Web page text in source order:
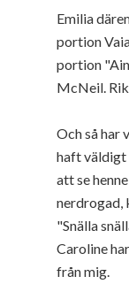
Emilia
portion
portion
McNeil.
Och så har
haft väldigt
att se
nerdrogad,
"Snälla
Caroline
från mig.